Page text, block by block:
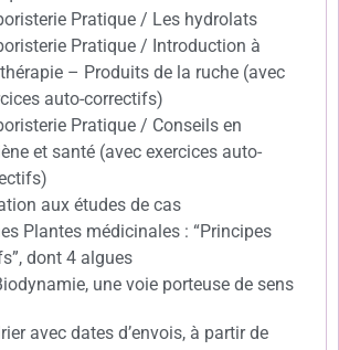
Pratique / Les hydrolats
Pratique / Introduction à
– Produits de la ruche (avec
auto-correctifs)
Pratique / Conseils en
et santé (avec exercices auto-
aux études de cas
Plantes médicinales : “Principes
dont 4 algues
une voie porteuse de sens
avec dates d’envois, à partir de